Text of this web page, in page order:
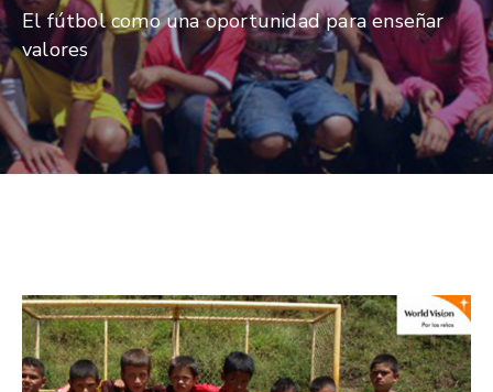
Contáctanos
El fútbol como una oportunidad para enseñar
valores